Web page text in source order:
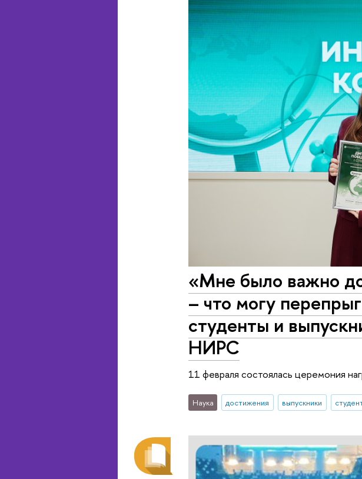
«Мне было важно
– что могу
студенты и
НИРС
11 февраля состоялась церемония
Наука достижения выпускники